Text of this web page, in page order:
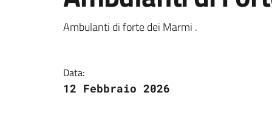
Dettagli della notizia
Ambulanti di forte dei Marmi .
Data:
12 Febbraio 2026